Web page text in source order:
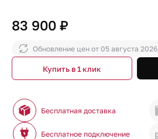
83 900 ₽
Обновление цен от 05 августа 2026
Купить в 1 клик
Бесплатная доставка
Бесплатное подключение